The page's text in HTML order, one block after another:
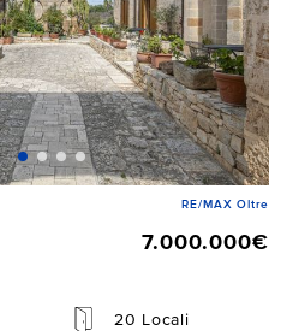
RE/MAX Oltre
7.000.000€
20 Locali